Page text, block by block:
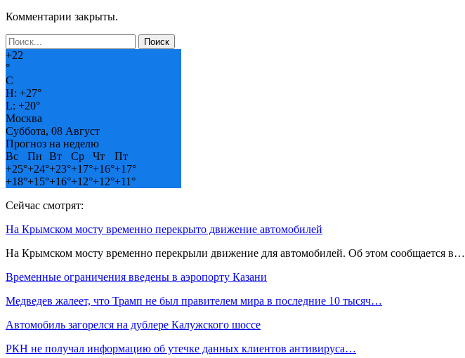
Комментарии закрыты.
+22
°
C
H: +27°
L: +20°
Москва
Суббота, 08 Август
Прогноз на неделю
Вс
Пн Вт Ср Чт
Пт
+25°+24°+23°+17°+16°+17°
+18°+15°+16°+12°+12°+11°
Сейчас смотрят:
На Крымском мосту временно перекрыто движение автомобилей
На Крымском мосту временно перекрыли движение для автомобилей. Об этом сообщается в…
Временные ограничения введены в аэропорту Казани
Медведев жалеет, что Трамп не был правителем мира в последние 10 тысяч…
Автомобиль загорелся на дублере Калужского шоссе
РКН не получал информацию об утечке данных клиентов антивируса…